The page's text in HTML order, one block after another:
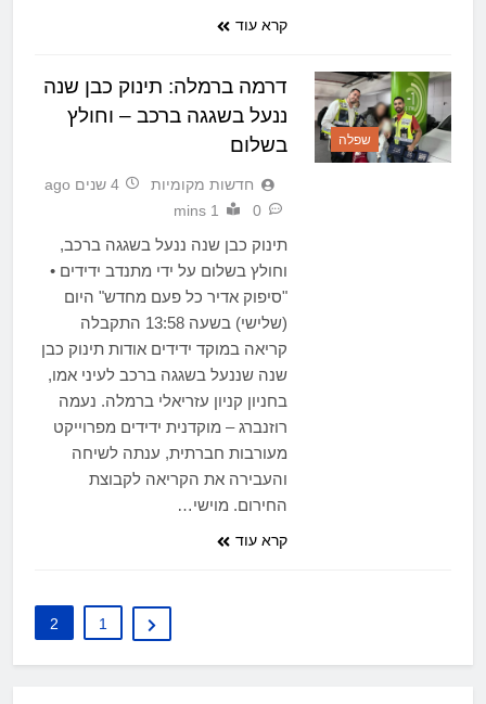
קרא עוד
שפלה
דרמה ברמלה: תינוק כבן שנה
ננעל בשגגה ברכב – וחולץ
בשלום
חדשות מקומיות
4 שנים ago
0
1 mins
תינוק כבן שנה ננעל בשגגה ברכב,
וחולץ בשלום על ידי מתנדב ידידים •
"סיפוק אדיר כל פעם מחדש" היום
(שלישי) בשעה 13:58 התקבלה
קריאה במוקד ידידים אודות תינוק כבן
שנה שננעל בשגגה ברכב לעיני אמו,
בחניון קניון עזריאלי ברמלה. נעמה
רוזנברג – מוקדנית ידידים מפרוייקט
מעורבות חברתית, ענתה לשיחה
והעבירה את הקריאה לקבוצת
החירום. מוישי…
קרא עוד
1
2